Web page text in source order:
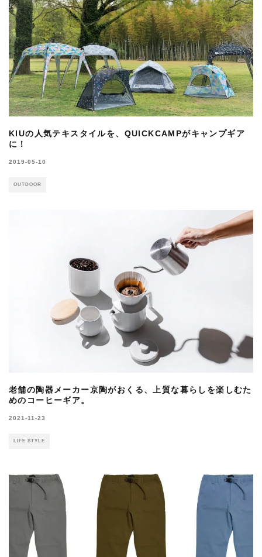
KIUの人気テキスタイルを、QUICKCAMPがキャンプギア
に！
2019-05-10
OUTDOOR
老舗の陶器メーカー京陶がおくる、上質な暮らしを楽しむた
めのコーヒーギア。
2021-11-23
LIFE STYLE